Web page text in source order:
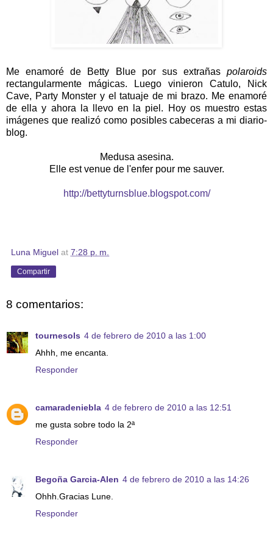
Me enamoré de Betty Blue por sus extrañas polaroids
rectangularmente mágicas. Luego vinieron Catulo, Nick
Cave, Party Monster y el tatuaje de mi brazo. Me enamoré
de ella y ahora la llevo en la piel. Hoy os muestro estas
imágenes que realizó como posibles cabeceras a mi diario-
blog.
Medusa asesina.
Elle est venue de l'enfer pour me sauver.
http://bettyturnsblue.blogspot.com/
Luna Miguel at 7:28 p. m.
Compartir
8 comentarios:
tournesols 4 de febrero de 2010 a las 1:00
Ahhh, me encanta.
Responder
camaradeniebla 4 de febrero de 2010 a las 12:51
me gusta sobre todo la 2ª
Responder
Begoña Garcia-Alen 4 de febrero de 2010 a las 14:26
Ohhh.Gracias Lune.
Responder